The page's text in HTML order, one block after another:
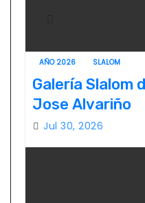
AÑO 2026 SLALOM
Galería Slalom
Jose Alvariño
Jul 30, 2026